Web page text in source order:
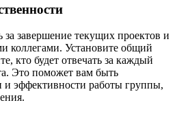
за завершение текущих проектов и
коллегами. Установите общий
кто будет отвечать за каждый
Это поможет вам быть
эффективности работы группы,